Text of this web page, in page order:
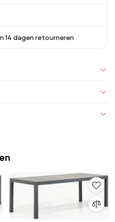
14 dagen retourneren